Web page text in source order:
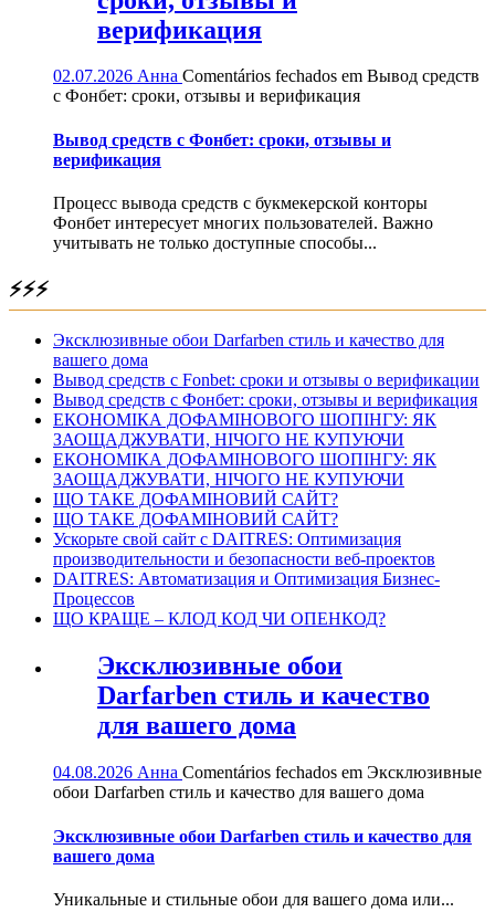
верификация
02.07.2026 Анна Comentários fechados em Вывод средств
с Фонбет: сроки, отзывы и верификация
Вывод средств с Фонбет: сроки, отзывы и
верификация
Процесс вывода средств с букмекерской конторы
Фонбет интересует многих пользователей. Важно
учитывать не только доступные способы...
⚡⚡⚡
Эксклюзивные обои Darfarben стиль и качество для
вашего дома
Вывод средств с Fonbet: сроки и отзывы о верификации
Вывод средств с Фонбет: сроки, отзывы и верификация
ЕКОНОМІКА ДОФАМІНОВОГО ШОПІНГУ: ЯК
ЗАОЩАДЖУВАТИ, НІЧОГО НЕ КУПУЮЧИ
ЕКОНОМІКА ДОФАМІНОВОГО ШОПІНГУ: ЯК
ЗАОЩАДЖУВАТИ, НІЧОГО НЕ КУПУЮЧИ
ЩО ТАКЕ ДОФАМІНОВИЙ САЙТ?
ЩО ТАКЕ ДОФАМІНОВИЙ САЙТ?
Ускорьте свой сайт с DAITRES: Оптимизация
производительности и безопасности веб-проектов
DAITRES: Автоматизация и Оптимизация Бизнес-
Процессов
ЩО КРАЩЕ – КЛОД КОД ЧИ ОПЕНКОД?
Эксклюзивные обои
Darfarben стиль и качество
для вашего дома
04.08.2026 Анна Comentários fechados em Эксклюзивные
обои Darfarben стиль и качество для вашего дома
Эксклюзивные обои Darfarben стиль и качество для
вашего дома
Уникальные и стильные обои для вашего дома или...